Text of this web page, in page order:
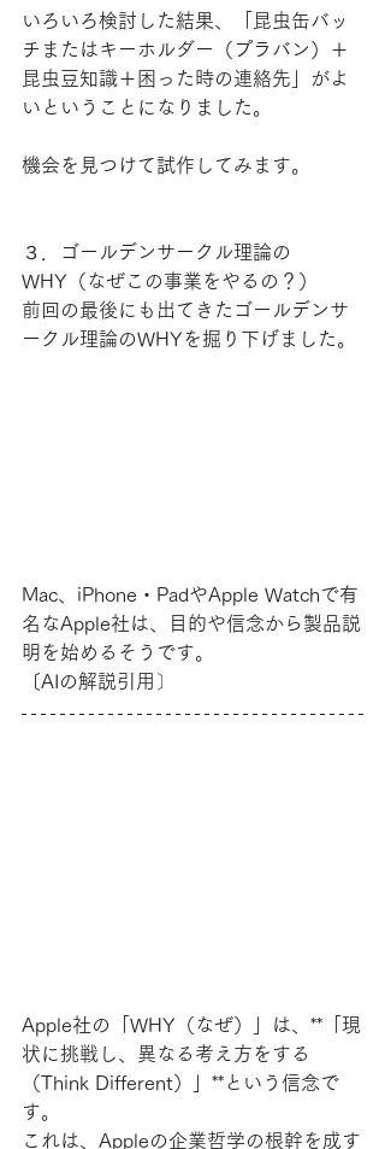
いろいろ検討した結果、「昆虫缶バッ
チまたはキーホルダー（プラバン）＋
昆虫豆知識＋困った時の連絡先」がよ
いということになりました。
機会を見つけて試作してみます。
３．ゴールデンサークル理論の
WHY（なぜこの事業をやるの？）
前回の最後にも出てきたゴールデンサ
ークル理論のWHYを掘り下げました。
Mac、iPhone・PadやApple Watchで有
名なApple社は、目的や信念から製品説
明を始めるそうです。
〔AIの解説引用〕
Apple社の「WHY（なぜ）」は、**「現
状に挑戦し、異なる考え方をする
（Think Different）」**という信念で
す。
これは、Appleの企業哲学の根幹を成す